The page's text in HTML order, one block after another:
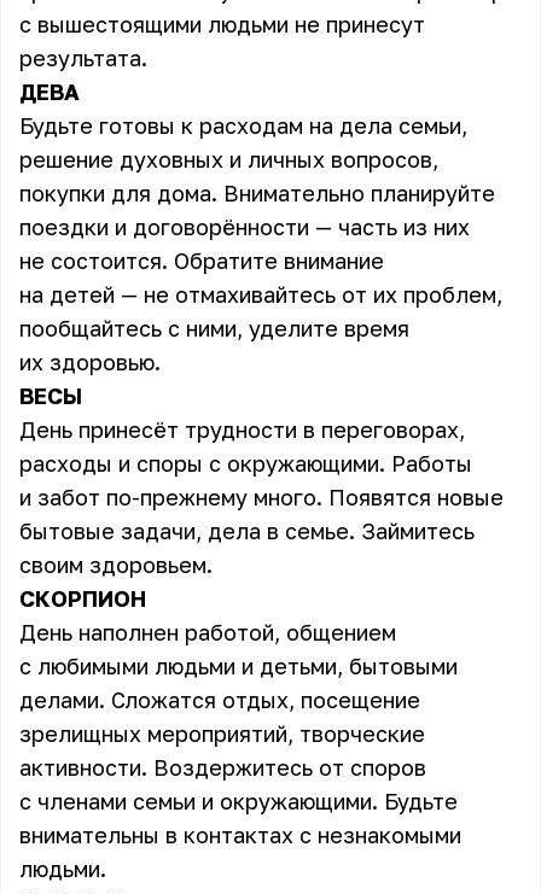
с вышестоящими людьми не принесут
результата.
ДЕВА
Будьте готовы к расходам на дела семьи,
решение духовных и личных вопросов,
покупки для дома. Внимательно планируйте
поездки и договорённости — часть из них
не состоится. Обратите внимание
на детей — не отмахивайтесь от их проблем,
пообщайтесь с ними, уделите время
их здоровью.
ВЕСЫ
День принесёт трудности в переговорах,
расходы и споры с окружающими. Работы
и забот по-прежнему много. Появятся новые
бытовые задачи, дела в семье. Займитесь
своим здоровьем.
СКОРПИОН
День наполнен работой, общением
с любимыми людьми и детьми, бытовыми
делами. Сложатся отдых, посещение
зрелищных мероприятий, творческие
активности. Воздержитесь от споров
с членами семьи и окружающими. Будьте
внимательны в контактах с незнакомыми
людьми.